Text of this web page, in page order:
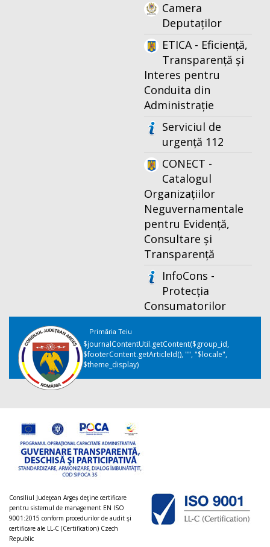
Camera
Deputaților
ETICA - Eficiență,
Transparență și
Interes pentru
Conduita din
Administrație
Serviciul de
urgență 112
CONECT -
Catalogul
Organizațiilor
Neguvernamentale
pentru Evidență,
Consultare și
Transparență
InfoCons -
Protecția
Consumatorilor
Primăria Teiu
$journalContentUtil.getContent($group_id,
$footerContent.getArticleId(), "", "$locale",
$theme_display)
Consiliul Judeţean Argeș deţine certificare
pentru sistemul de management EN ISO
9001:2015 conform procedurilor de audit şi
certificare ale LL-C (Certification) Czech
Republic